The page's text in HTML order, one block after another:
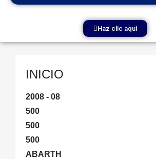
Haz clic aquí
INICIO
2008 - 08
500
500
500
ABARTH